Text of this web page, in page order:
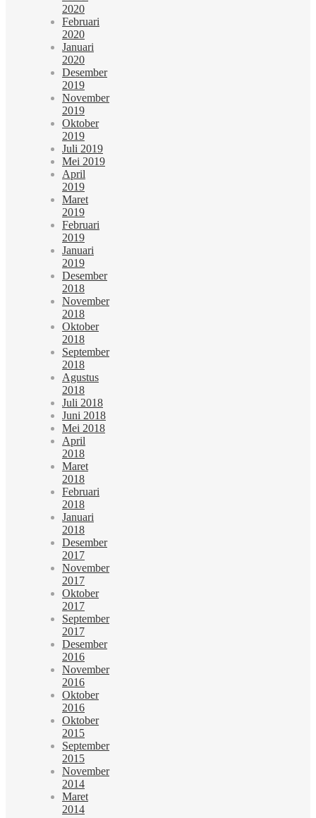
2020
Februari
2020
Januari
2020
Desember
2019
November
2019
Oktober
2019
Juli 2019
Mei 2019
April
2019
Maret
2019
Februari
2019
Januari
2019
Desember
2018
November
2018
Oktober
2018
September
2018
Agustus
2018
Juli 2018
Juni 2018
Mei 2018
April
2018
Maret
2018
Februari
2018
Januari
2018
Desember
2017
November
2017
Oktober
2017
September
2017
Desember
2016
November
2016
Oktober
2016
Oktober
2015
September
2015
November
2014
Maret
2014